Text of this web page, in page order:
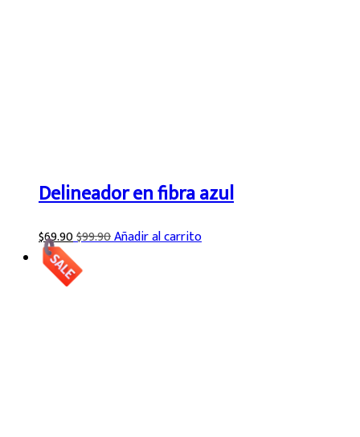
Delineador en fibra azul
$69.90$99.90Añadir al carrito